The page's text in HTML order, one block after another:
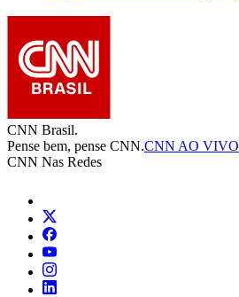
CNN Brasil.
Pense bem, pense CNN.CNN AO VIVO
CNN Nas Redes